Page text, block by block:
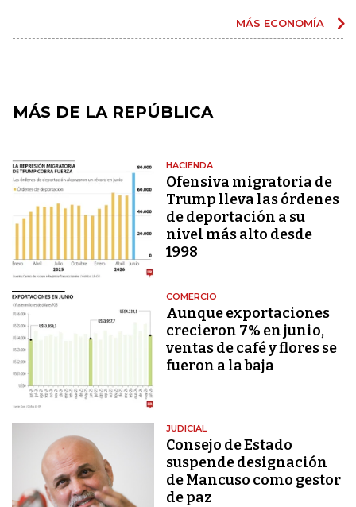
MÁS ECONOMÍA
MÁS DE LA REPÚBLICA
HACIENDA
Ofensiva migratoria de
Trump lleva las órdenes
de deportación a su
nivel más alto desde
1998
COMERCIO
Aunque exportaciones
crecieron 7% en junio,
ventas de café y flores se
fueron a la baja
JUDICIAL
Consejo de Estado
suspende designación
de Mancuso como gestor
de paz